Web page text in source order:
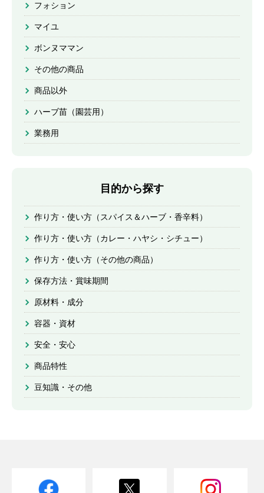
フォション
マイユ
ボンヌママン
その他の商品
商品以外
ハーブ苗（園芸用）
業務用
目的から探す
作り方・使い方（スパイス＆ハーブ・香辛料）
作り方・使い方（カレー・ハヤシ・シチュー）
作り方・使い方（その他の商品）
保存方法・賞味期間
原材料・成分
容器・資材
安全・安心
商品特性
豆知識・その他